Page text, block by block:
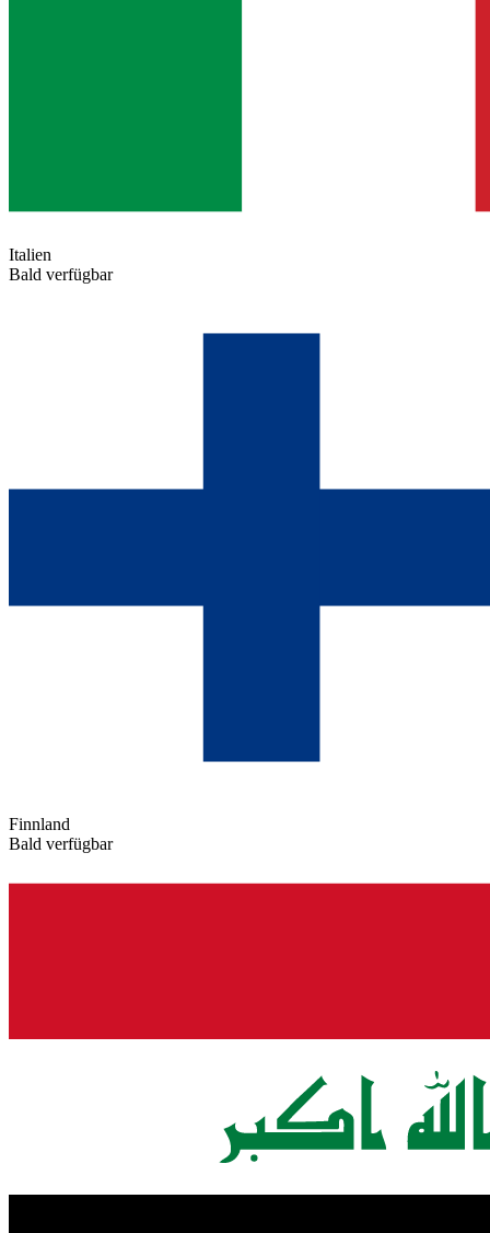
Italien
Bald verfügbar
Finnland
Bald verfügbar